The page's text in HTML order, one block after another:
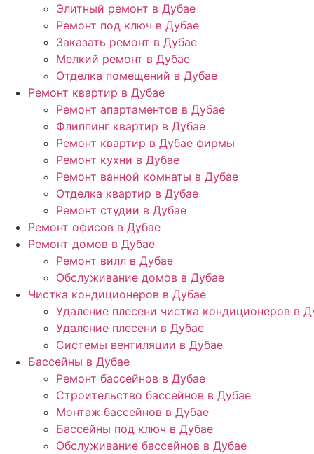
Элитный ремонт в Дубае
Ремонт под ключ в Дубае
Заказать ремонт в Дубае
Мелкий ремонт в Дубае
Отделка помещений в Дубае
Ремонт квартир в Дубае
Ремонт апартаментов в Дубае
Флиппинг квартир в Дубае
Ремонт квартир в Дубае фирмы
Ремонт кухни в Дубае
Ремонт ванной комнаты в Дубае
Отделка квартир в Дубае
Ремонт студии в Дубае
Ремонт офисов в Дубае
Ремонт домов в Дубае
Ремонт вилл в Дубае
Обслуживание домов в Дубае
Чистка кондиционеров в Дубае
Удаление плесени чистка кондиционеров в
Удаление плесени в Дубае
Системы вентиляции в Дубае
Бассейны в Дубае
Ремонт бассейнов в Дубае
Строительство бассейнов в Дубае
Монтаж бассейнов в Дубае
Бассейны под ключ в Дубае
Обслуживание бассейнов в Дубае